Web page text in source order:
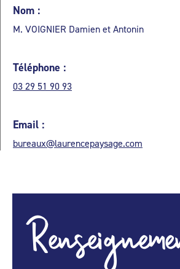
Nom :
M. VOIGNIER Damien et Antonin
Téléphone :
03 29 51 90 93
Email :
bureaux@laurencepaysage.com